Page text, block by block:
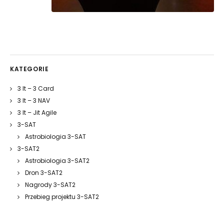
KATEGORIE
3 It – 3 Card
3 It – 3 NAV
3 It – Jit Agile
3-SAT
Astrobiologia 3-SAT
3-SAT2
Astrobiologia 3-SAT2
Dron 3-SAT2
Nagrody 3-SAT2
Przebieg projektu 3-SAT2